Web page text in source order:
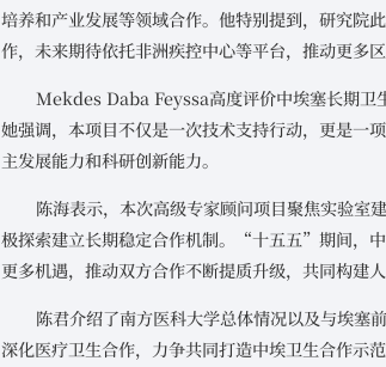
培养和产业发展等领域合作。他特别提到，研究院
作，未来期待依托非洲疾控中心等平台，推动更多
Mekdes Daba Feyssa高度评价中埃塞长期卫
她强调，本项目不仅是一次技术支持行动，更是一
主发展能力和科研创新能力。
陈海表示，本次高级专家顾问项目聚焦实验室
极探索建立长期稳定合作机制。“十五五”期间，
更多机遇，推动双方合作不断提质升级，共同构建人
陈君介绍了南方医科大学总体情况以及与埃塞
深化医疗卫生合作，力争共同打造中埃卫生合作示